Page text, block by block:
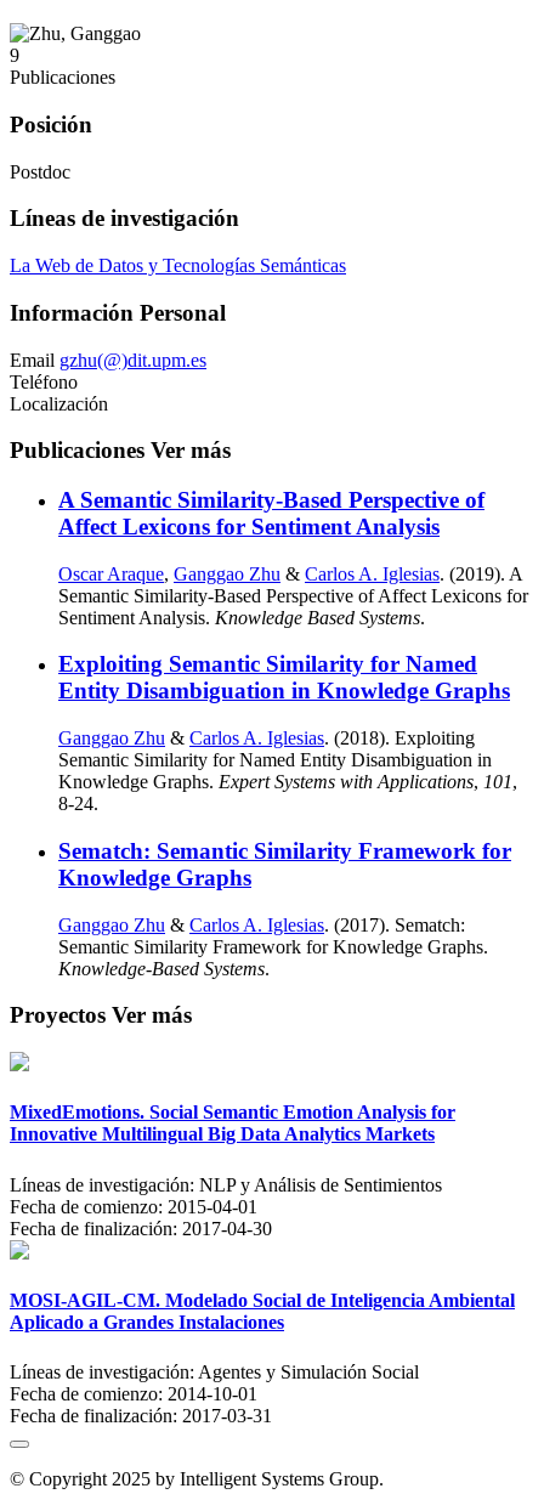
9
Publicaciones
Posición
Postdoc
Líneas de investigación
La Web de Datos y Tecnologías Semánticas
Información Personal
Email gzhu(@)dit.upm.es
Teléfono
Localización
Publicaciones Ver más
A Semantic Similarity-Based Perspective of
Affect Lexicons for Sentiment Analysis
Oscar Araque, Ganggao Zhu & Carlos A. Iglesias. (2019). A
Semantic Similarity-Based Perspective of Affect Lexicons for
Sentiment Analysis. Knowledge Based Systems.
Exploiting Semantic Similarity for Named
Entity Disambiguation in Knowledge Graphs
Ganggao Zhu & Carlos A. Iglesias. (2018). Exploiting
Semantic Similarity for Named Entity Disambiguation in
Knowledge Graphs. Expert Systems with Applications, 101,
8-24.
Sematch: Semantic Similarity Framework for
Knowledge Graphs
Ganggao Zhu & Carlos A. Iglesias. (2017). Sematch:
Semantic Similarity Framework for Knowledge Graphs.
Knowledge-Based Systems.
Proyectos Ver más
MixedEmotions. Social Semantic Emotion Analysis for
Innovative Multilingual Big Data Analytics Markets
Líneas de investigación: NLP y Análisis de Sentimientos
Fecha de comienzo: 2015-04-01
Fecha de finalización: 2017-04-30
MOSI-AGIL-CM. Modelado Social de Inteligencia Ambiental
Aplicado a Grandes Instalaciones
Líneas de investigación: Agentes y Simulación Social
Fecha de comienzo: 2014-10-01
Fecha de finalización: 2017-03-31
© Copyright 2025 by Intelligent Systems Group.